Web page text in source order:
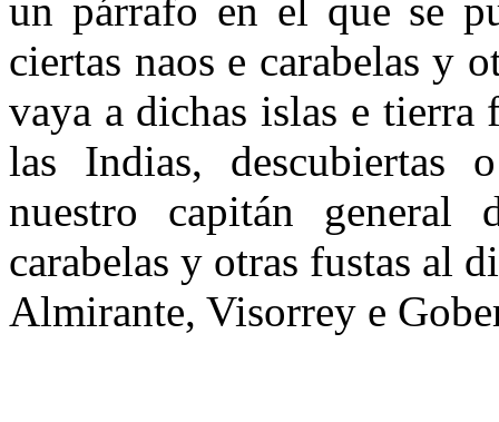
un párrafo en el que se
ciertas naos e carabelas y
vaya a dichas islas e tierra
las Indias, descubiertas
nuestro capitán
carabelas y otras fustas al
Almirante, Visorrey e